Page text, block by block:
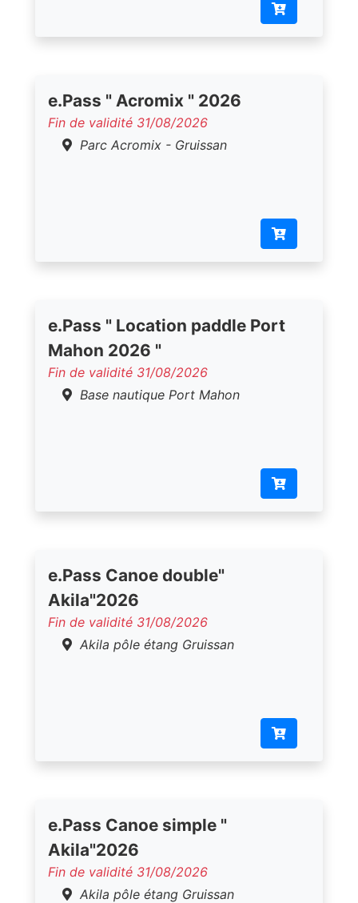
e.Pass " Acromix " 2026
Fin de validité 31/08/2026
Parc Acromix - Gruissan
e.Pass " Location paddle Port
Mahon 2026 "
Fin de validité 31/08/2026
Base nautique Port Mahon
e.Pass Canoe double"
Akila"2026
Fin de validité 31/08/2026
Akila pôle étang Gruissan
e.Pass Canoe simple "
Akila"2026
Fin de validité 31/08/2026
Akila pôle étang Gruissan